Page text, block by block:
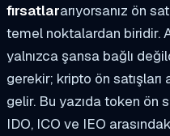
fırsatlararıyorsanız ön
temel noktalardan biridir.
yalnızca şansa bağlı
gerekir; kripto ön
gelir. Bu yazıda token ön
IDO, ICO ve IEO